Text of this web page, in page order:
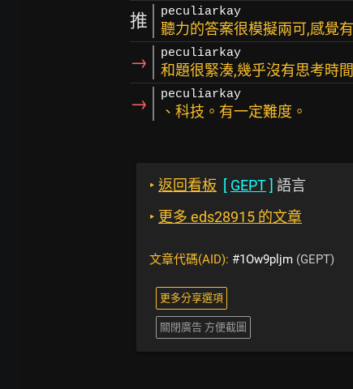
推 peculiarkay
聽力的答案很模擬兩可,感覺
→ peculiarkay
和題很緊湊,幾乎沒有思考時
→ peculiarkay
、科技。有一定難度。
‣ 返回看板 [ GEPT] 語言
‣ 更多 eds28915 的文章
文章代碼(AID): #1Ow9pljm (GEPT)
更多分享選項
關閉廣告 方便截圖